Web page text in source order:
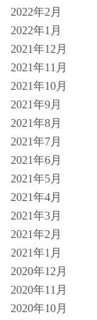
2022年2月
2022年1月
2021年12月
2021年11月
2021年10月
2021年9月
2021年8月
2021年7月
2021年6月
2021年5月
2021年4月
2021年3月
2021年2月
2021年1月
2020年12月
2020年11月
2020年10月